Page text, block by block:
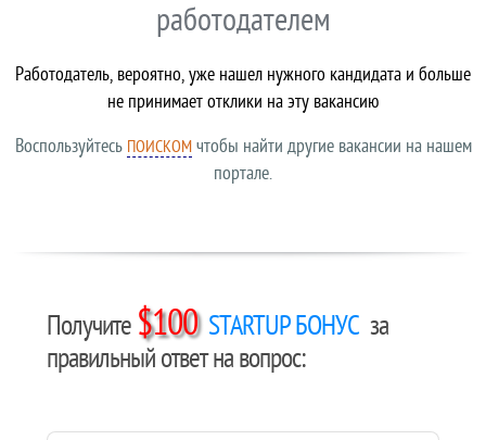
работодателем
Работодатель, вероятно, уже нашел нужного кандидата и больше
не принимает отклики на эту вакансию
Воспользуйтесь ПОИСКОМчтобы найти другие вакансии на нашем
портале.
Получите $100 STARTUP БОНУС за
правильный ответ на вопрос: